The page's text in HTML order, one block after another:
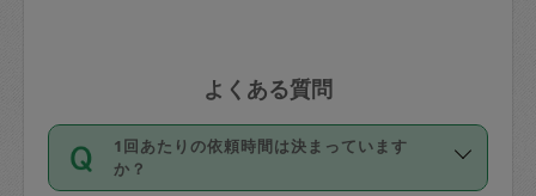
よくある質問
1回あたりの依頼時間は決まっています
か？